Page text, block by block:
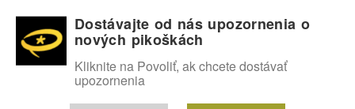
OMG! SEXICE
Dostávajte od nás upozornenia o
nových pikoškách
Kliknite na Povoliť, ak chcete dostávať
upozornenia